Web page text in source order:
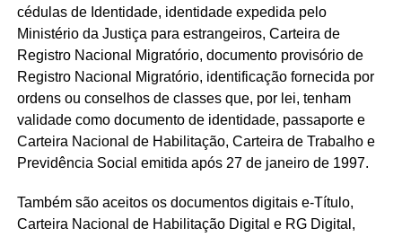
cédulas de Identidade, identidade expedida pelo
Ministério da Justiça para estrangeiros, Carteira de
Registro Nacional Migratório, documento provisório de
Registro Nacional Migratório, identificação fornecida por
ordens ou conselhos de classes que, por lei, tenham
validade como documento de identidade, passaporte e
Carteira Nacional de Habilitação, Carteira de Trabalho e
Previdência Social emitida após 27 de janeiro de 1997.
Também são aceitos os documentos digitais e-Título,
Carteira Nacional de Habilitação Digital e RG Digital,